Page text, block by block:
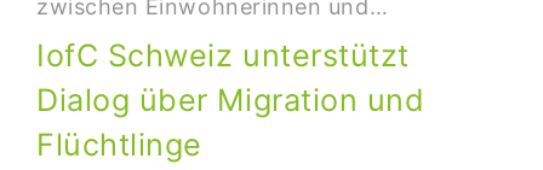
zwischen Einwohnerinnen und…
IofC Schweiz unterstützt
Dialog über Migration und
Flüchtlinge